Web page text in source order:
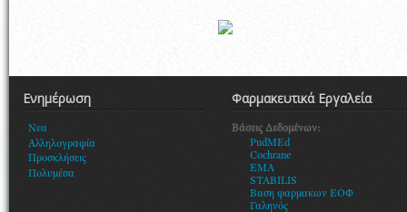
Ενημέρωση
Νεα
Αλληλογραφία
Προσκλήσεις
Πολυμέσα
Φαρμακευτικά Εργαλεία
Βάσεις Δεδομένων:
PudMEd
Cochrane
EMA
STABILIS
Βαση φαρμακων ΕΟΦ
Γαληνός